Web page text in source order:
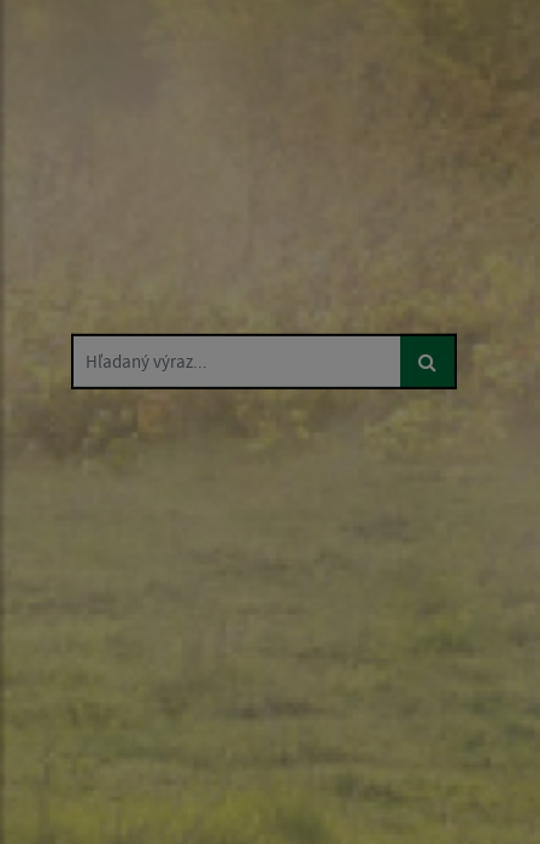
Hľadaný výraz...